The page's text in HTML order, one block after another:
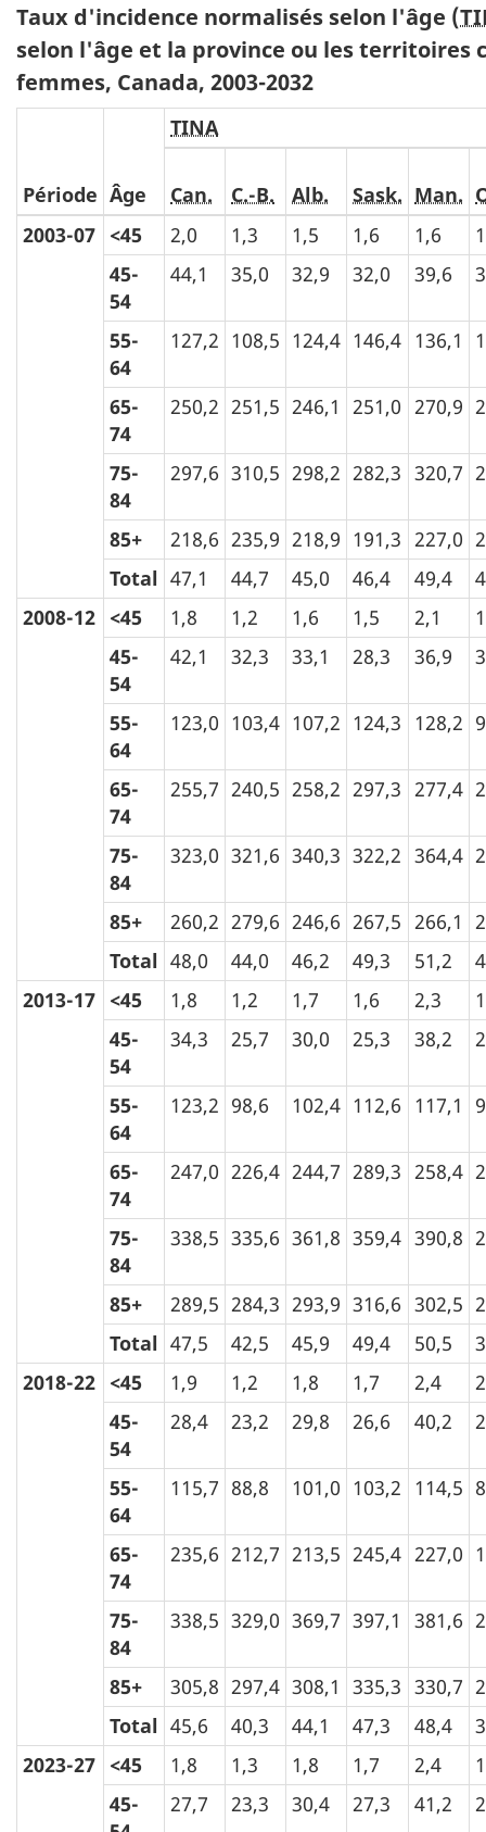
Taux d'incidence normalisés selon l'âge (
selon l'âge et la province ou les territoires
femmes, Canada, 2003-2032
Période Âge
TINA
Can. C.-B. Alb. Sask. Man.
2003-07 <45 2,0 1,3 1,5 1,6 1,6
45-
54
44,1 35,0 32,9 32,0 39,6
55-
64
127,2 108,5 124,4 146,4 136,1
65-
74
250,2 251,5 246,1 251,0 270,9
75-
84
297,6 310,5 298,2 282,3 320,7
85+ 218,6 235,9 218,9 191,3 227,0
Total 47,1 44,7 45,0 46,4 49,4
2008-12 <45 1,8 1,2 1,6 1,5 2,1
45-
54
42,1 32,3 33,1 28,3 36,9
55-
64
123,0 103,4 107,2 124,3 128,2
65-
74
255,7 240,5 258,2 297,3 277,4
75-
84
323,0 321,6 340,3 322,2 364,4
85+ 260,2 279,6 246,6 267,5 266,1
Total 48,0 44,0 46,2 49,3 51,2
2013-17 <45 1,8 1,2 1,7 1,6 2,3
45-
54
34,3 25,7 30,0 25,3 38,2
55-
64
123,2 98,6 102,4 112,6 117,1
65-
74
247,0 226,4 244,7 289,3 258,4
75-
84
338,5 335,6 361,8 359,4 390,8
85+ 289,5 284,3 293,9 316,6 302,5
Total 47,5 42,5 45,9 49,4 50,5
2018-22 <45 1,9 1,2 1,8 1,7 2,4
45-
54
28,4 23,2 29,8 26,6 40,2
55-
64
115,7 88,8 101,0 103,2 114,5
65-
74
235,6 212,7 213,5 245,4 227,0
75-
84
338,5 329,0 369,7 397,1 381,6
85+ 305,8 297,4 308,1 335,3 330,7
Total 45,6 40,3 44,1 47,3 48,4
2023-27 <45 1,8 1,3 1,8 1,7 2,4
45-
27,7 23,3 30,4 27,3 41,2